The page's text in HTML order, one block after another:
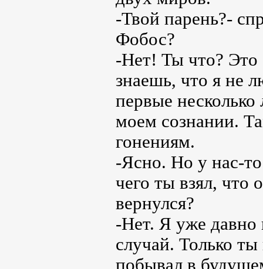
-Твой парень?-
Фобос?
-Нет! Ты что?
знаешь, что я не
первые
моем сознании.
гонениям.
-Ясно. Но у нас-
чего ты взял, что
вернулся?
-Нет. Я уже давно
случай. Только
побывал в